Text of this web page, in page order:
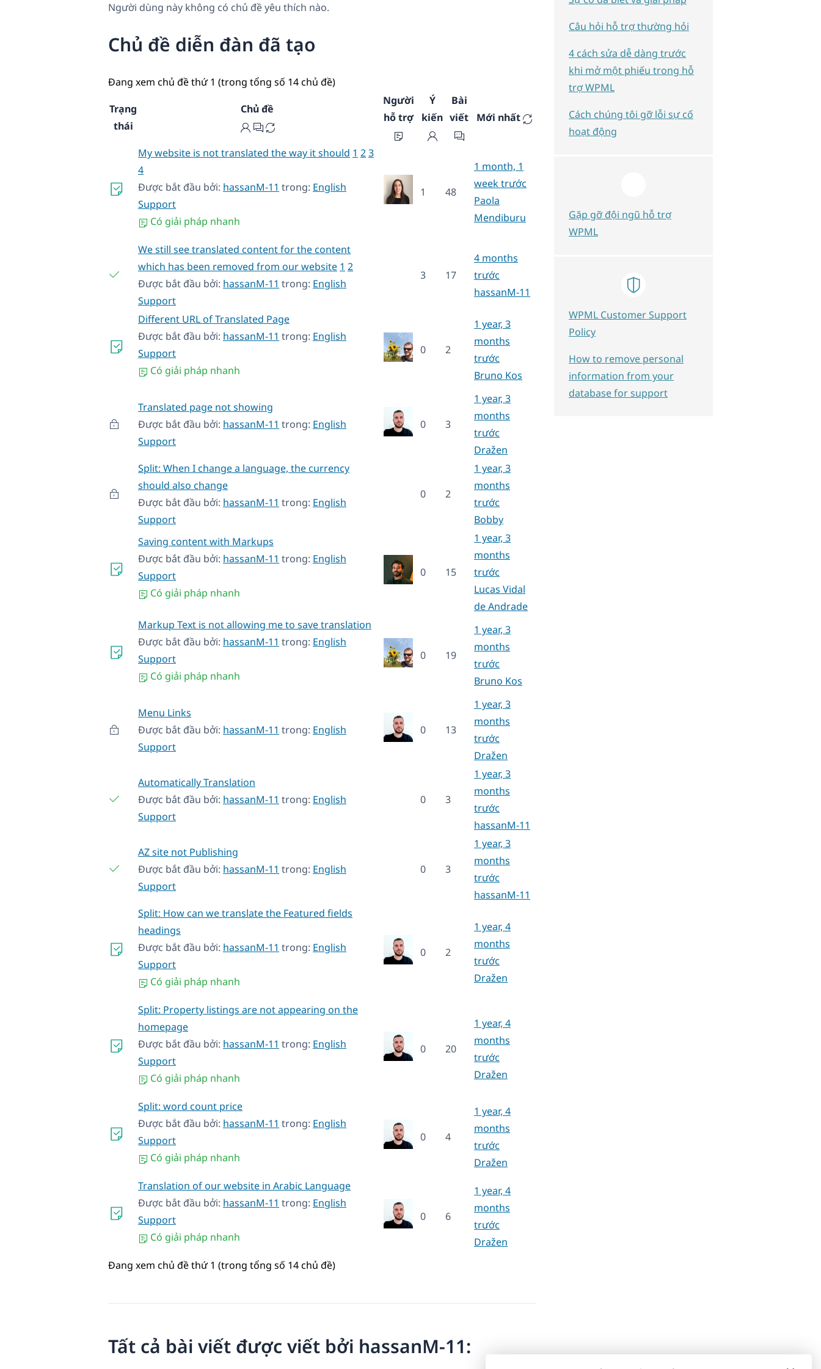
Người dùng này không có chủ đề yêu thích nào.
Chủ đề diễn đàn đã tạo
Đang xem chủ đề thứ 1 (trong tổng số 14 chủ đề)
Trạng
thái
Chủ đề
Người
hỗ trợ
Ý
kiến
Bài
viết
Mới nhất
My website is not translated the way it should 1 23
4
Được bắt đầu bởi: hassanM-11 trong: English
Support
Có giải pháp nhanh
1 48
1 month, 1
week trước
Paola
Mendiburu
We still see translated content for the content
which has been removed from our website 1 2
Được bắt đầu bởi: hassanM-11 trong: English
Support
3 17
4 months
trước
hassanM-11
Different URL of Translated Page
Được bắt đầu bởi: hassanM-11 trong: English
Support
Có giải pháp nhanh
0 2
1 year, 3
months
trước
Bruno Kos
Translated page not showing
Được bắt đầu bởi: hassanM-11 trong: English
Support
0 3
1 year, 3
months
trước
Dražen
Split: When I change a language, the currency
should also change
Được bắt đầu bởi: hassanM-11 trong: English
Support
0 2
1 year, 3
months
trước
Bobby
Saving content with Markups
Được bắt đầu bởi: hassanM-11 trong: English
Support
Có giải pháp nhanh
0 15
1 year, 3
months
trước
Lucas Vidal
de Andrade
Markup Text is not allowing me to save translation
Được bắt đầu bởi: hassanM-11 trong: English
Support
Có giải pháp nhanh
0 19
1 year, 3
months
trước
Bruno Kos
Menu Links
Được bắt đầu bởi: hassanM-11 trong: English
Support
0 13
1 year, 3
months
trước
Dražen
Automatically Translation
Được bắt đầu bởi: hassanM-11 trong: English
Support
0 3
1 year, 3
months
trước
hassanM-11
AZ site not Publishing
Được bắt đầu bởi: hassanM-11 trong: English
Support
0 3
1 year, 3
months
trước
hassanM-11
Split: How can we translate the Featured fields
headings
Được bắt đầu bởi: hassanM-11 trong: English
Support
Có giải pháp nhanh
0 2
1 year, 4
months
trước
Dražen
Split: Property listings are not appearing on the
homepage
Được bắt đầu bởi: hassanM-11 trong: English
Support
Có giải pháp nhanh
0 20
1 year, 4
months
trước
Dražen
Split: word count price
Được bắt đầu bởi: hassanM-11 trong: English
Support
Có giải pháp nhanh
0 4
1 year, 4
months
trước
Dražen
Translation of our website in Arabic Language
Được bắt đầu bởi: hassanM-11 trong: English
Support
Có giải pháp nhanh
0 6
1 year, 4
months
trước
Dražen
Đang xem chủ đề thứ 1 (trong tổng số 14 chủ đề)
Tất cả bài viết được viết bởi hassanM-11:
Câu hỏi hỗ trợ thường hỏi
4 cách sửa dễ dàng trước
khi mở một phiếu trong hỗ
trợ WPML
Cách chúng tôi gỡ lỗi sự cố
hoạt động
Gặp gỡ đội ngũ hỗ trợ
WPML
WPML Customer Support
Policy
How to remove personal
information from your
database for support